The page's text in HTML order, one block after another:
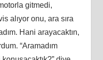
gitmedi,
alıyor onu, ara sıra
Hani arayacaktın,
“Aramadım